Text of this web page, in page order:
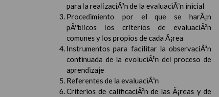
para la realizaciÃ³n de la evaluaciÃ³n inicial
Procedimiento por el que se harÃ¡n
pÃºblicos los criterios de evaluaciÃ³n
comunes y los propios de cada Ã¡rea
Instrumentos para facilitar la observaciÃ³n
continuada de la evoluciÃ³n del proceso de
aprendizaje
Referentes de la evaluaciÃ³n
Criterios de calificaciÃ³n de las Ã¡reas y de